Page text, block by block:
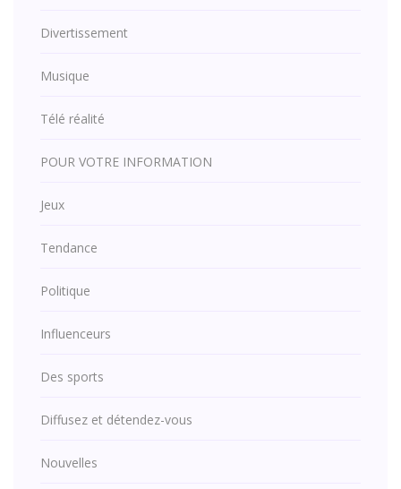
Divertissement
Musique
Télé réalité
POUR VOTRE INFORMATION
Jeux
Tendance
Politique
Influenceurs
Des sports
Diffusez et détendez-vous
Nouvelles